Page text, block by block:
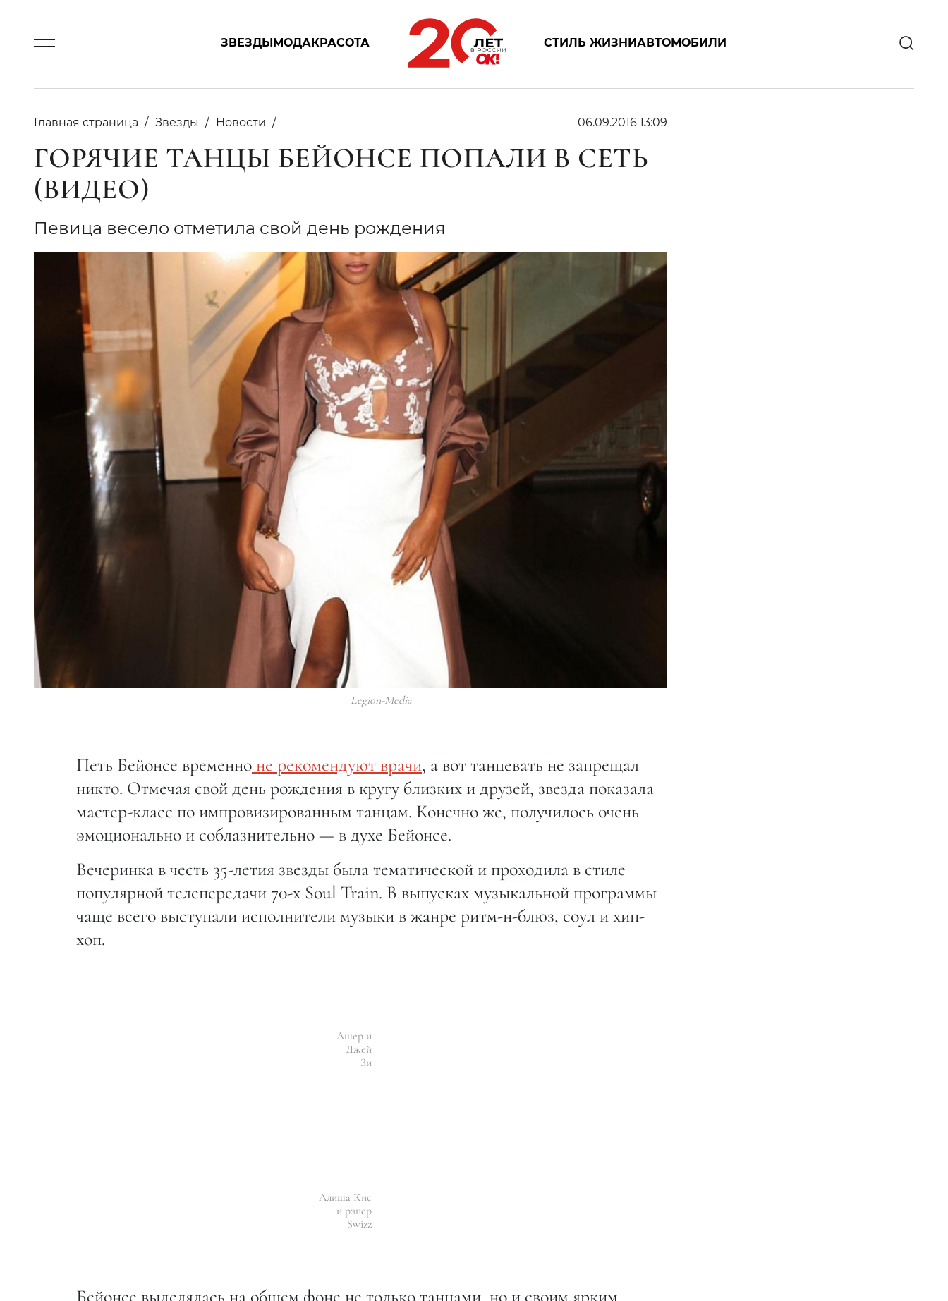
ЗВЕЗДЫМОДАКРАСОТА СТИЛЬ ЖИЗНИАВТОМОБИЛИ
Главная страница Звезды Новости 06.09.2016 13:09
ГОРЯЧИЕ ТАНЦЫ БЕЙОНСЕ ПОПАЛИ В СЕТЬ
(ВИДЕО)
Певица весело отметила свой день рождения
Legion-Media
Петь Бейонсе временно не рекомендуют врачи, а вот танцевать не запрещал
никто. Отмечая свой день рождения в кругу близких и друзей, звезда показала
мастер-класс по импровизированным танцам. Конечно же, получилось очень
эмоционально и соблазнительно — в духе Бейонсе.
Вечеринка в честь 35-летия звезды была тематической и проходила в стиле
популярной телепередачи 70-х Soul Train. В выпусках музыкальной программы
чаще всего выступали исполнители музыки в жанре ритм-н-блюз, соул и хип-
хоп.
Ашер и
Джей
Зи
Алиша Кис
и рэпер
Swizz
Бейонсе выделялась на общем фоне не только танцами, но и своим ярким